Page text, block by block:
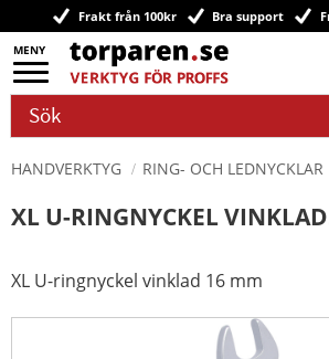
Meny
Frakt från 100kr Bra support
HANDVERKTYG RING- OCH LEDNYCKLAR
XL U-RINGNYCKEL
XL U-ringnyckel vinklad 16 mm